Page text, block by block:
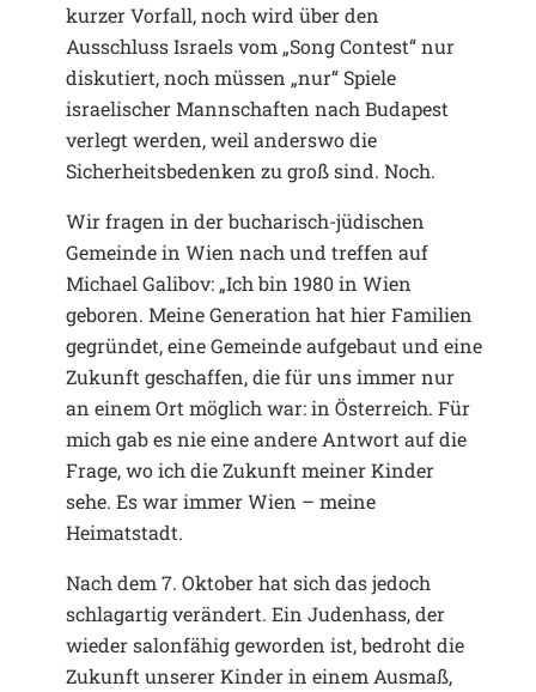
kurzer Vorfall, noch wird über den
Ausschluss Israels vom „Song Contest“ nur
diskutiert, noch müssen „nur“ Spiele
israelischer Mannschaften nach Budapest
verlegt werden, weil anderswo die
Sicherheitsbedenken zu groß sind. Noch.
Wir fragen in der bucharisch-jüdischen
Gemeinde in Wien nach und treffen auf
Michael Galibov: „Ich bin 1980 in Wien
geboren. Meine Generation hat hier Familien
gegründet, eine Gemeinde aufgebaut und eine
Zukunft geschaffen, die für uns immer nur
an einem Ort möglich war: in Österreich. Für
mich gab es nie eine andere Antwort auf die
Frage, wo ich die Zukunft meiner Kinder
sehe. Es war immer Wien – meine
Heimatstadt.
Nach dem 7. Oktober hat sich das jedoch
schlagartig verändert. Ein Judenhass, der
wieder salonfähig geworden ist, bedroht die
Zukunft unserer Kinder in einem Ausmaß,